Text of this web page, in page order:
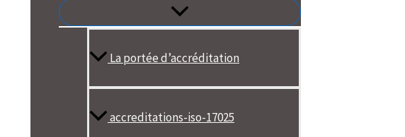
La portée d’accréditation
accreditations-iso-17025